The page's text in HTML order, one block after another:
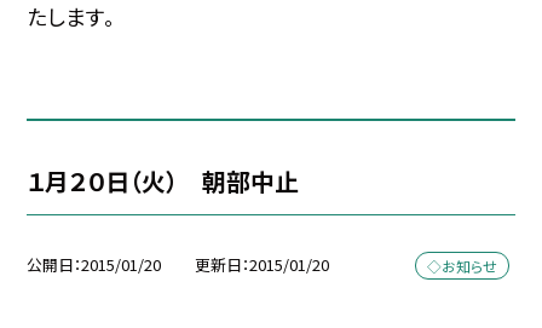
たします。
１月２０日（火） 朝部中止
公開日 2015/01/20 更新日 2015/01/20 ◇お知らせ